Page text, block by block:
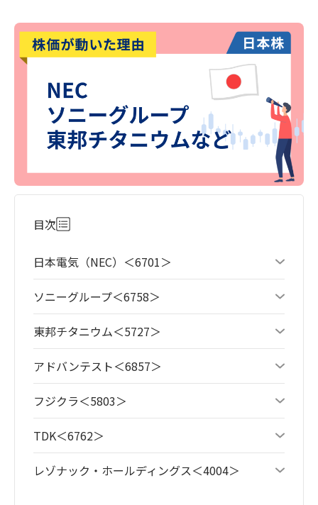
目次
日本電気（NEC）＜6701＞
ソニーグループ＜6758＞
東邦チタニウム＜5727＞
アドバンテスト＜6857＞
フジクラ＜5803＞
TDK＜6762＞
レゾナック・ホールディングス＜4004＞